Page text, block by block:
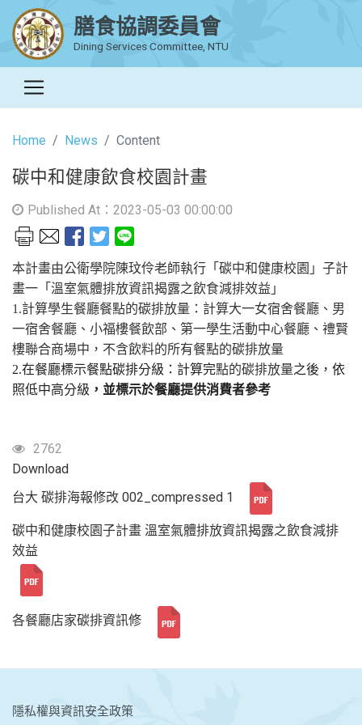
膳食協調委員會
Dining Services Committee, NTU
Home News Content
碳中和健康飲食校園計畫
Published At：2023-05-03 00:00:00
本計畫由公衛學院陳玟伶老師執行「碳中和健康校園」子計
畫一「溫室氣體排放資訊揭露之飲食減排效益」
1.計算學生餐廳餐點的碳排放量：計算大一女宿舍餐廳、男
一宿舍餐廳、小福樓餐飲部、第一學生活動中心餐廳、禮賢
樓聯合商場中，不含飲料的所有餐點的碳排放量
2.在餐廳標示餐點碳排分級：計算完點的碳排放量之後，依
照低中高分級 ，並標示於餐廳提供消費者參考
2762
Download
台大 碳排海報修改 002_compressed 1
碳中和健康校園子計畫 溫室氣體排放資訊揭露之飲食減排
效益
各餐廳店家碳排資訊修
:::
隱私權與資訊安全政策